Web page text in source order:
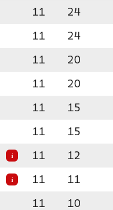
11 24
11 24
11 20
11 20
11 15
11 15
i 11 12
i 11 11
11 10